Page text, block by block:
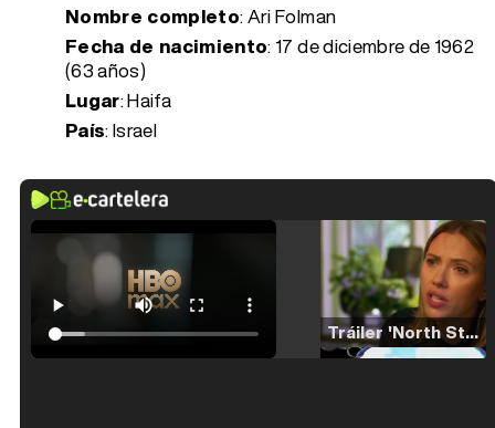
Nombre completo: Ari Folman
Fecha de nacimiento: 17 de diciembre de 1962
(63 años)
Lugar: Haifa
País: Israel
Tráiler 'North Star' (2023)